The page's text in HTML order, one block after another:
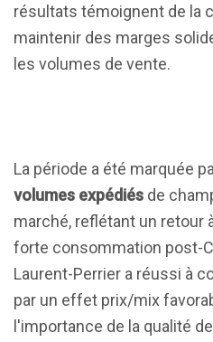
résultats témoignent de la
maintenir des marges
les volumes de vente.
La période a été marquée
volumes expédiés de
marché, reflétant un retour
forte consommation post-
Laurent-Perrier a réussi à
par un effet prix/mix
l'importance de la qualité